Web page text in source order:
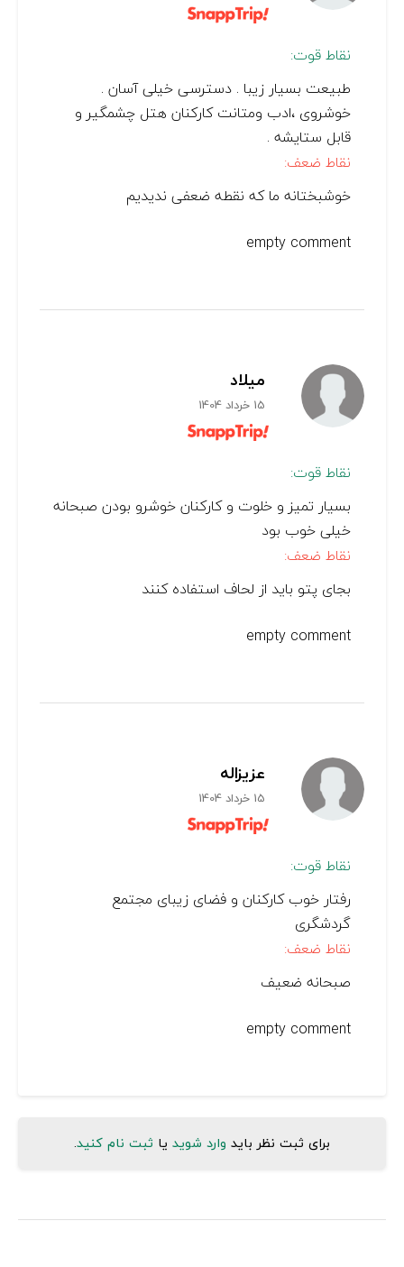
نقاط قوت:
طبیعت بسیار زیبا . دسترسی خیلی آسان .
خوشروی ،ادب ومتانت کارکنان هتل چشمگیر و
قابل ستایشه .
نقاط ضعف:
خوشبختانه ما که نقطه ضعفی ندیدیم
empty comment
میلاد
15 خرداد 1404
نقاط قوت:
بسیار تمیز و خلوت و کارکنان خوشرو بودن صبحانه
خیلی خوب بود
نقاط ضعف:
بجای پتو باید از لحاف استفاده کنند
empty comment
عزیزاله
15 خرداد 1404
نقاط قوت:
رفتار خوب کارکنان و فضای زیبای مجتمع
گردشگری
نقاط ضعف:
صبحانه ضعیف
empty comment
برای ثبت نظر باید وارد شوید یا ثبت نام کنید.